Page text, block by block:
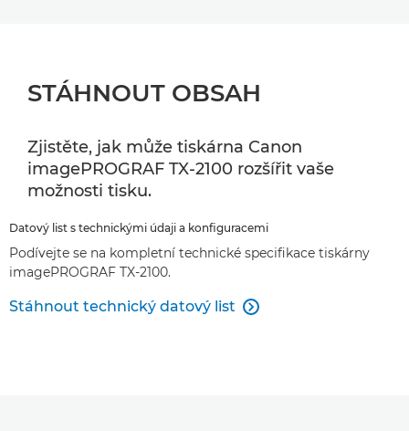
STÁHNOUT OBSAH
Zjistěte, jak může tiskárna Canon
imagePROGRAF TX-2100 rozšířit vaše
možnosti tisku.
Datový list s technickými údaji a konfiguracemi
Podívejte se na kompletní technické specifikace tiskárny
imagePROGRAF TX-2100.
Stáhnout technický datový list 